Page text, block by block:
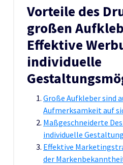
Vorteile des
großen
Effektive
individuelle
Große Aufkleber sind
Aufmerksamkeit auf
Maßgeschneiderte
individuelle
Effektive
der